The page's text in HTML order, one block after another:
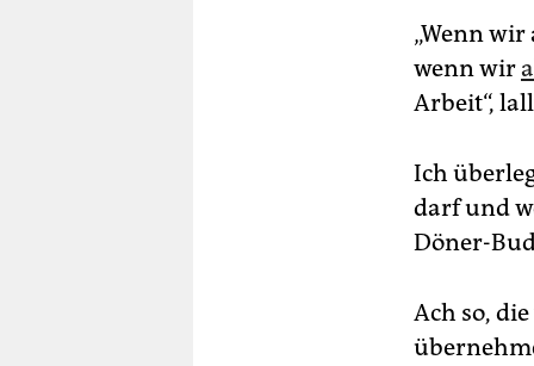
„Wenn
wenn wir
Arbeit“,
Ich
darf und
Döner-
Ach so,